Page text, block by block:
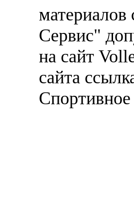
материалов
Сервис"
на сайт
сайта